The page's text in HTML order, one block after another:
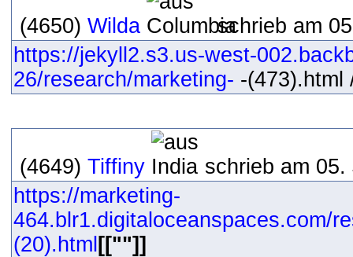
(4650) Wilda
schrieb am
https://jekyll2.s3.us-west-
26/research/marketing- -
(4649) Tiffiny
schrieb am
https://marketing-
464.blr1.digitaloceanspaces.com/
(20).html [[""]]